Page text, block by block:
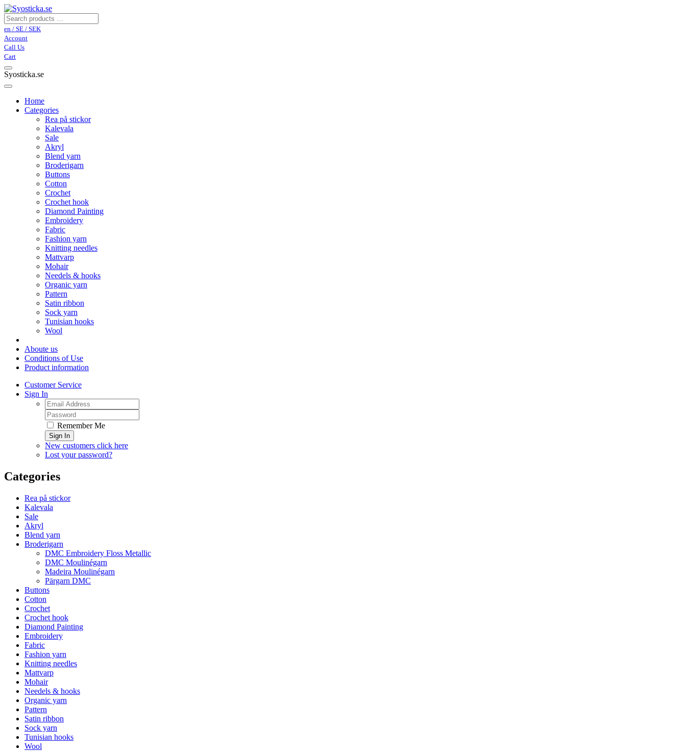
en / SE / SEK
Account
Call Us
Cart
Syosticka.se
Home
Categories
Rea på stickor
Kalevala
Sale
Akryl
Blend yarn
Broderigarn
Buttons
Cotton
Crochet
Crochet hook
Diamond Painting
Embroidery
Fabric
Fashion yarn
Knitting needles
Mattvarp
Mohair
Needels & hooks
Organic yarn
Pattern
Satin ribbon
Sock yarn
Tunisian hooks
Wool
Aboute us
Conditions of Use
Product information
Customer Service
Sign In
Remember Me
Sign In
New customers click here
Lost your password?
Categories
Rea på stickor
Kalevala
Sale
Akryl
Blend yarn
Broderigarn
DMC Embroidery Floss Metallic
DMC Moulinégarn
Madeira Moulinégarn
Pärgarn DMC
Buttons
Cotton
Crochet
Crochet hook
Diamond Painting
Embroidery
Fabric
Fashion yarn
Knitting needles
Mattvarp
Mohair
Needels & hooks
Organic yarn
Pattern
Satin ribbon
Sock yarn
Tunisian hooks
Wool